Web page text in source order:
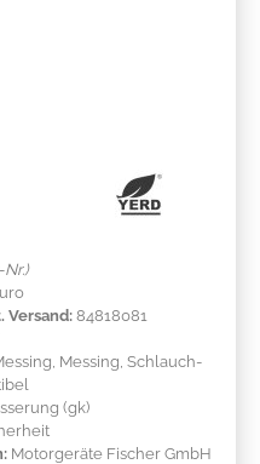
Nr.)
Versand: 84818081
, Messing, Schlauch-
(gk)
Motorgeräte Fischer GmbH